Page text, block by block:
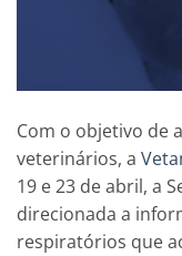
Com o objetivo de
veterinários, a
19 e 23 de abril, a
direcionada a
respiratórios que